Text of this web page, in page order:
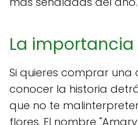
La
Si quieres comprar una
conocer la historia
que no te
flores. El nombre